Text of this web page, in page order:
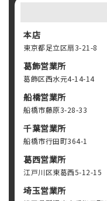
本店
東京都足立区扇3-21-8
葛飾営業所
葛飾区西水元4-14-14
船橋営業所
船橋市藤原3-28-33
千葉営業所
船橋市行田町364-1
葛西営業所
江戸川区東葛西5-12-15
埼玉営業所